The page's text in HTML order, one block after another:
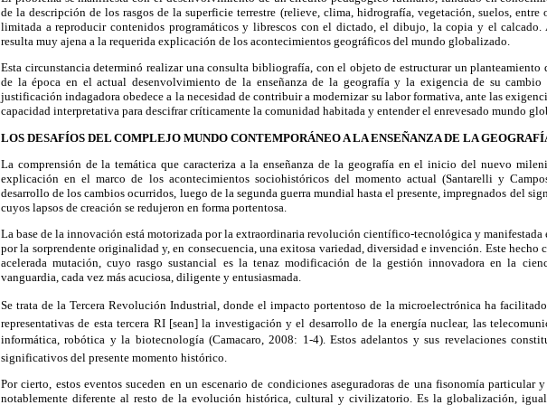
de la descripción de los rasgos de la superficie terrestre (relieve, clima, hidrografía, vegetación, suelos,
limitada a reproducir contenidos programáticos y librescos con el dictado, el dibujo, la copia y el calcado.
resulta muy ajena a la requerida explicación de los acontecimientos geográficos del mundo globalizado.
Esta circunstancia determinó realizar una consulta bibliografía, con el objeto de estructurar un planteamiento
de la época en el actual desenvolvimiento de la enseñanza de la geografía y la exigencia de su
justificación indagadora obedece a la necesidad de contribuir a modernizar su labor formativa, ante las
capacidad interpretativa para descifrar críticamente la comunidad habitada y entender el enrevesado mundo
LOS DESAFÍOS DEL COMPLEJO MUNDO CONTEMPORÁNEO A LA ENSEÑANZA DE LA
La comprensión de la temática que caracteriza a la enseñanza de la geografía en el inicio del nuevo
explicación en el marco de los acontecimientos sociohistóricos del momento actual (Santarelli y
desarrollo de los cambios ocurridos, luego de la segunda guerra mundial hasta el presente, impregnados del
cuyos lapsos de creación se redujeron en forma portentosa.
La base de la innovación está motorizada por la extraordinaria revolución cien­tífico-tecnológica y manifestada
por la sorprendente originalidad y, en consecuencia, una exitosa variedad, diversidad e invención. Este hecho
acelerada mutación, cuyo rasgo sustancial es la tenaz modificación de la gestión innovadora en la
vanguardia, cada vez más acuciosa, diligente y entusiasmada.
Se trata de la Tercera Revolución Industrial, donde el impacto portentoso de la microelectrónica ha facilitado
representativas de esta tercera RI [sean] la investigación y el desarrollo de la energía nuclear, las
informática, robótica y la biotecnología (Camacaro, 2008: 1-4). Estos adelantos y sus revelaciones
significativos del presente momento histórico.
Por cierto, estos eventos suceden en un escenario de condiciones aseguradoras de una fisonomía particular
notablemente diferente al resto de la evolución histórica, cultural y civilizatorio. Es la globalización,